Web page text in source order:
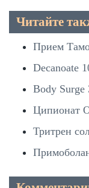
Читайте
Прием
Decanoate
Body Surge
Ципионат
Тритрен